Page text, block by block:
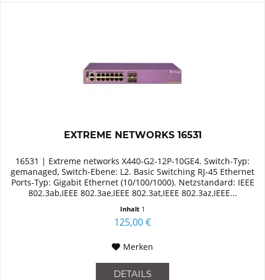
EXTREME NETWORKS 16531
16531 | Extreme networks X440-G2-12P-10GE4. Switch-Typ:
gemanaged, Switch-Ebene: L2. Basic Switching RJ-45 Ethernet
Ports-Typ: Gigabit Ethernet (10/100/1000). Netzstandard: IEEE
802.3ab,IEEE 802.3ae,IEEE 802.3at,IEEE 802.3az,IEEE...
Inhalt 1
125,00 €
Merken
DETAILS